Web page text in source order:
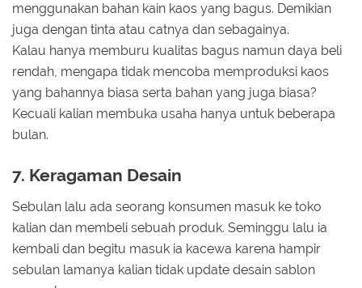
menggunakan bahan kain kaos yang bagus. Demikian
juga dengan tinta atau catnya dan sebagainya.
Kalau hanya memburu kualitas bagus namun daya beli
rendah, mengapa tidak mencoba memproduksi kaos
yang bahannya biasa serta bahan yang juga biasa?
Kecuali kalian membuka usaha hanya untuk beberapa
bulan.
7. Keragaman Desain
Sebulan lalu ada seorang konsumen masuk ke toko
kalian dan membeli sebuah produk. Seminggu lalu ia
kembali dan begitu masuk ia kacewa karena hampir
sebulan lamanya kalian tidak update desain sablon